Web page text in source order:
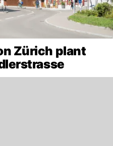
Zürich plant